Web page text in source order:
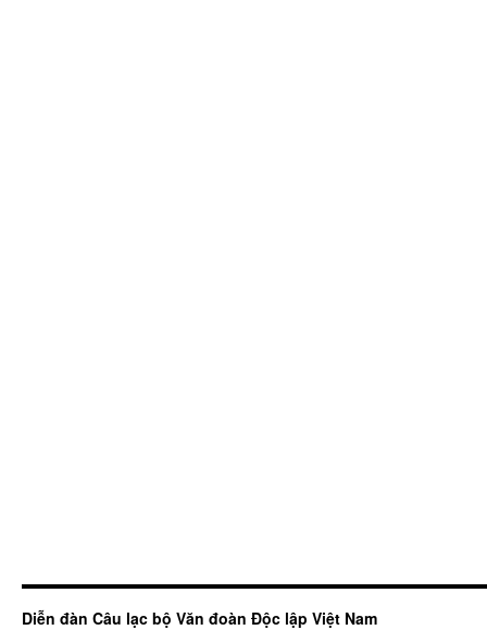
Diễn đàn Câu lạc bộ Văn đoàn Độc lập Việt Nam